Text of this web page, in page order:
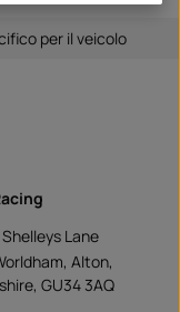
per il veicolo
Shelleys Lane
Alton,
GU34 3AQ